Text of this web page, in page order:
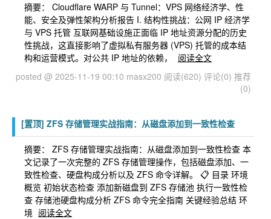
摘要： Cloudflare WARP 与 Tunnel：VPS 网络经济学、性
能、安全及弹性架构分析报告 I. 结构性挑战：公网 IP 经济学
与 VPS 托管 互联网基础设施正面临 IP 地址资源分配的历史
性挑战，这直接影响了虚拟私有服务器 (VPS) 托管的成本结
构和运营模式。对公共 IP 地址的依赖，
阅读全文
posted @ 2025-11-19 00:10 masx200 阅读(620) 评论(0) 推荐
(0)
[置顶] ZFS 存储管理实战指南：从磁盘添加到一致性检查
摘要： ZFS 存储管理实战指南：从磁盘添加到一致性检查 本
文记录了一次完整的 ZFS 存储管理操作，包括磁盘添加、一
致性检查、硬盘构成分析以及 ZFS 命令详解。 📋 目录 环境
概览 初始状态检查 添加新磁盘到 ZFS 存储池 执行一致性检
查 存储池硬盘构成分析 ZFS 命令完全指南 关键经验总结 环
境 阅读全文